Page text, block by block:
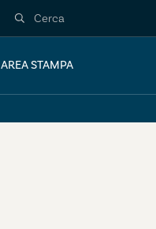
AREA STAMPA